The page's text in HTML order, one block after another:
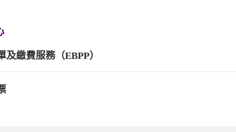
及繳費服務（EBPP）